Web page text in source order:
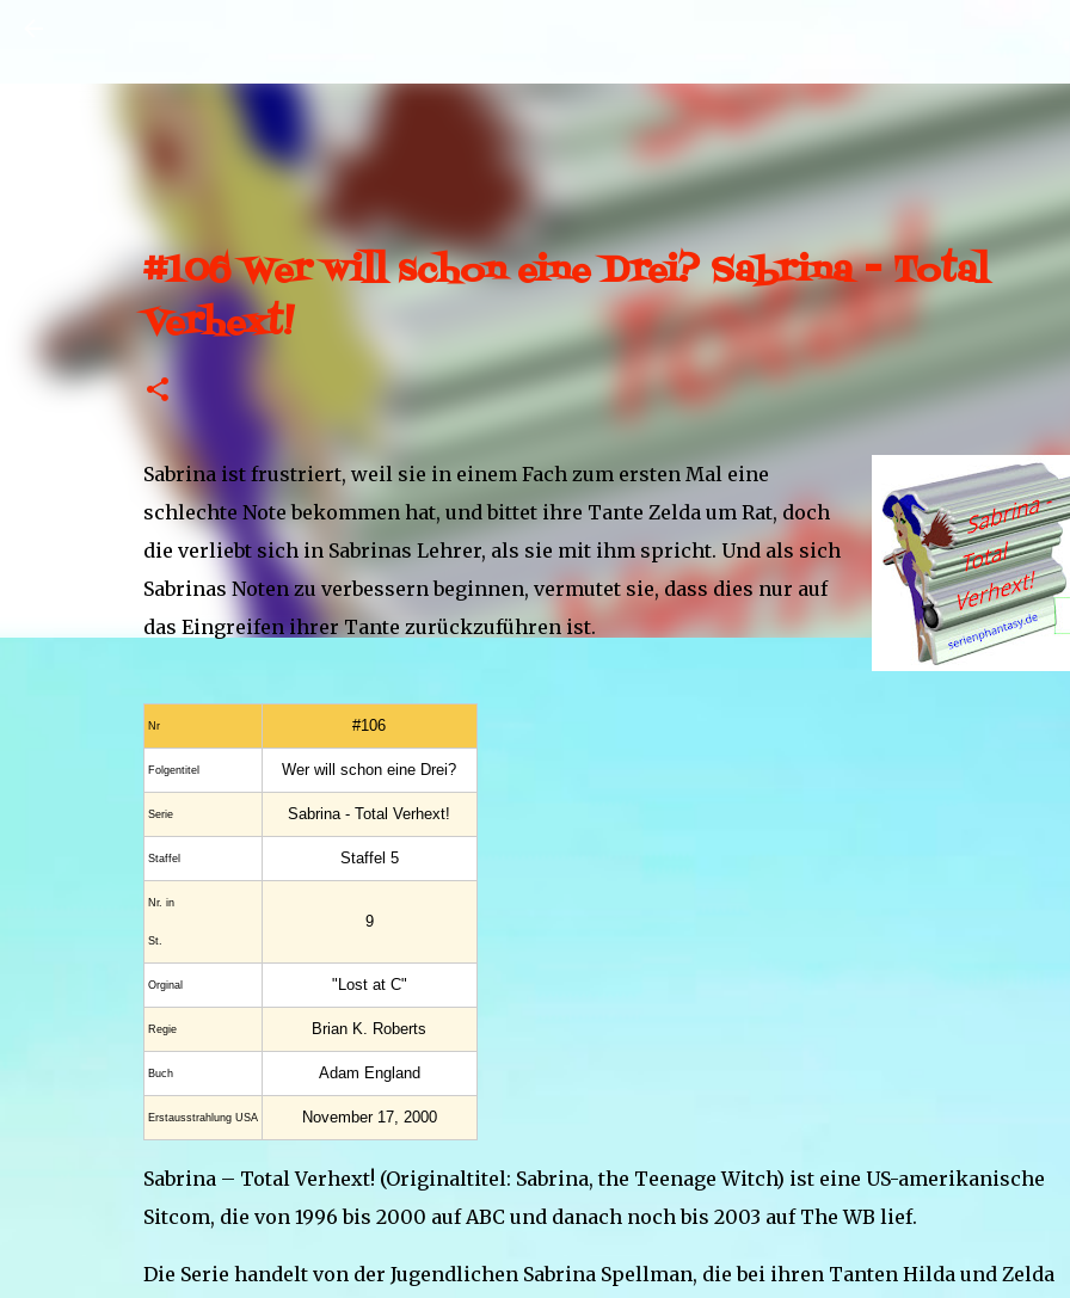
#106 Wer will schon eine Drei? Sabrina - Total
Verhext!
Sabrina ist frustriert, weil sie in einem Fach zum ersten Mal eine
schlechte Note bekommen hat, und bittet ihre Tante Zelda um Rat, doch
die verliebt sich in Sabrinas Lehrer, als sie mit ihm spricht. Und als sich
Sabrinas Noten zu verbessern beginnen, vermutet sie, dass dies nur auf
das Eingreifen ihrer Tante zurückzuführen ist.
Nr #106
Folgentitel Wer will schon eine Drei?
Serie Sabrina - Total Verhext!
Staffel Staffel 5
Nr. in
St.
9
Orginal "Lost at C"
Regie Brian K. Roberts
Buch Adam England
Erstaus­strahlung USA November 17, 2000
Sabrina – Total Verhext! (Originaltitel: Sabrina, the Teenage Witch) ist eine US-amerikanische
Sitcom, die von 1996 bis 2000 auf ABC und danach noch bis 2003 auf The WB lief.
Die Serie handelt von der Jugendlichen Sabrina Spellman, die bei ihren Tanten Hilda und Zelda